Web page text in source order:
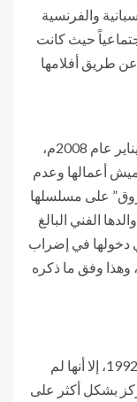
والفرنسية
حيث كانت
عن طريق أفلامها
جالا فهمي أستقالت من نقابة الممثلين في يناير عام 2008م،
أعمالها وعدم
على مسلسلها
الفني البالغ
دخولها في إضراب
وفق ما ذكره
أنتجت “جالا ” لنفسها شريطا غنائيا في عام 1992، إلا أنها لم
بشكل أكثر على